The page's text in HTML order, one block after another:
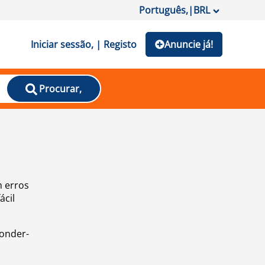
Português,|BRL
Iniciar sessão, | Registo Anuncie já!
Procurar,
erros